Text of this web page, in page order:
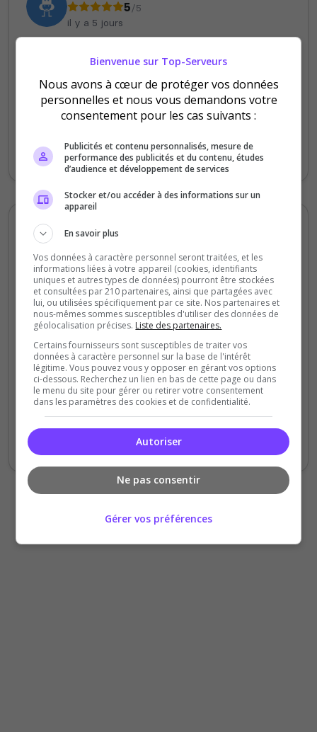
5/5
il y a 5 jours
Staff du serveur
Ambiance
Disponibilité
top serv de loin
Spyno
il y a 1 mois
Qualité
Staff du serveur
Disponibilité
Meilleur serveur de the isle, La commu est
vraiment sympas, Admin à l'écoute et
bienveillante. De plus les Céra ont bon goût
! Parole de Deino ;)
Bienvenue sur Top-Serveurs
Nous avons à cœur de protéger vos données
personnelles et nous vous demandons votre
consentement pour les cas suivants :
Publicités et contenu personnalisés, mesure de
performance des publicités et du contenu, études
d’audience et développement de services
Stocker et/ou accéder à des informations sur un
appareil
En savoir plus
Vos données à caractère personnel seront traitées, et les
informations liées à votre appareil (cookies, identifiants
uniques et autres types de données) pourront être stockées
et consultées par 210 partenaires, ainsi que partagées avec
lui, ou utilisées spécifiquement par ce site. Nos partenaires et
nous-mêmes sommes susceptibles d'utiliser des données de
géolocalisation précises. Liste des partenaires.
Certains fournisseurs sont susceptibles de traiter vos
données à caractère personnel sur la base de l'intérêt
légitime. Vous pouvez vous y opposer en gérant vos options
ci-dessous. Recherchez un lien en bas de cette page ou dans
le menu du site pour gérer ou retirer votre consentement
dans les paramètres des cookies et de confidentialité.
Autoriser
Ne pas consentir
Gérer vos préférences